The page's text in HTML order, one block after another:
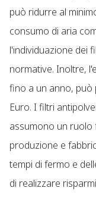
può ridurre al
consumo di aria
l'individuazione dei
normative. Inoltre,
fino a un anno, può
Euro. I filtri
assumono un ruolo
produzione e
tempi di fermo e
di realizzare